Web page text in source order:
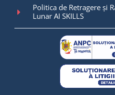
Politica de Retragere și
Lunar AI SKILLS